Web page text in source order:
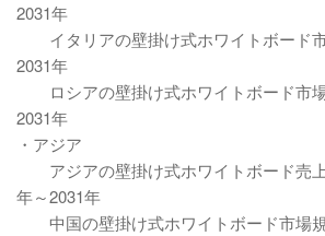
2031年
イタリアの壁掛け式ホワイトボード
2031年
ロシアの壁掛け式ホワイトボード市
2031年
・アジア
アジアの壁掛け式ホワイトボード売
年～2031年
中国の壁掛け式ホワイトボード市場規